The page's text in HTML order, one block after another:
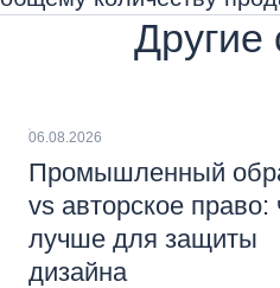
Другие
06.08.2026
Промышленный
vs авторское право:
лучше для защиты
дизайна